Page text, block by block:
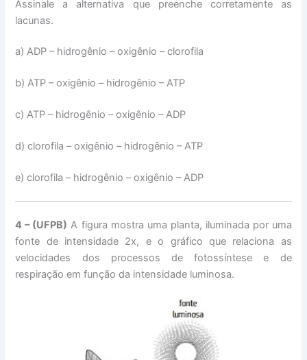
Assinale a alternativa que preenche corretamente as
lacunas.
a) ADP – hidrogênio – oxigênio – clorofila
b) ATP – oxigênio – hidrogênio – ATP
c) ATP – hidrogênio – oxigênio – ADP
d) clorofila – oxigênio – hidrogênio – ATP
e) clorofila – hidrogênio – oxigênio – ADP
4 – (UFPB) A figura mostra uma planta, iluminada por uma
fonte de intensidade 2x, e o gráfico que relaciona as
velocidades dos processos de fotossíntese e de
respiração em função da intensidade luminosa.